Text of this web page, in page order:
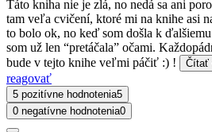
Táto kniha nie je zlá, no nedá sa ani
tam veľa cvičení, ktoré mi na knihe asi
to bolo ok, no keď som došla k
som už len “pretáčala” očami.
bude v tejto knihe veľmi páčiť :) !
Čítať
reagovať
5 pozitívne hodnotenia5
0 negatívne hodnotenia0